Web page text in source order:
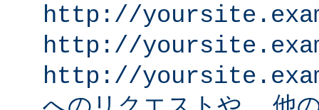
http://
http://
http://